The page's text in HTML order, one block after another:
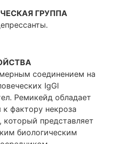
ГРУППА
соединением на
IgGl
Ремикейд обладает
фактору некроза
представляет
биологическим